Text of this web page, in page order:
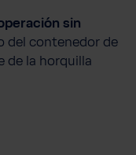
sin
del contenedor de
de la horquilla